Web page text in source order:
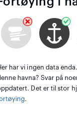
har vi ingen data
havna? Svar på
Det er til stor
.